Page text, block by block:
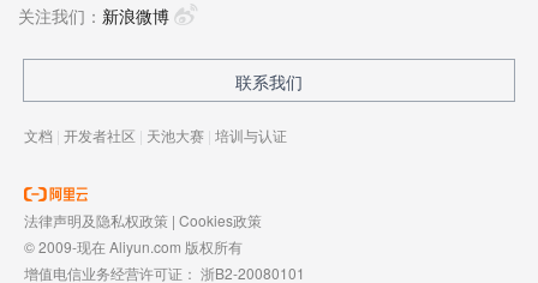
关注我们： 新浪微博
联系我们
文档 | 开发者社区 | 天池大赛 | 培训与认证
法律声明及隐私权政策 | Cookies政策
© 2009-现在 Aliyun.com 版权所有
增值电信业务经营许可证： 浙B2-20080101